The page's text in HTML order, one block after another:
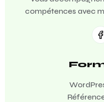
compétences avec